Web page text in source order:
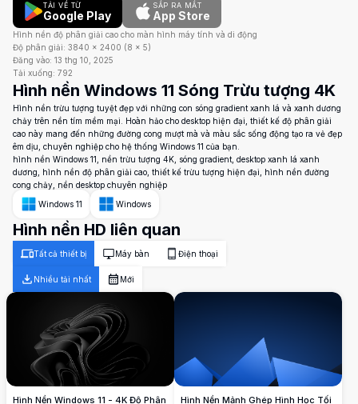
TẢI VỀ TỪ
Google Play
SẮP RA MẮT
App Store
Hình nền độ phân giải cao cho màn hình máy tính và di động
Độ phân giải: 3840 × 2400 (8 × 5)
Đăng vào: 13 thg 10, 2025
Tải xuống: 792
Hình nền Windows 11 Sóng Trừu tượng 4K
Hình nền trừu tượng tuyệt đẹp với những con sóng gradient xanh lá và xanh dương
chảy trên nền tím mềm mại. Hoàn hảo cho desktop hiện đại, thiết kế độ phân giải
cao này mang đến những đường cong mượt mà và màu sắc sống động tạo ra vẻ đẹp
êm dịu, chuyên nghiệp cho hệ thống Windows 11 của bạn.
hình nền Windows 11, nền trừu tượng 4K, sóng gradient, desktop xanh lá xanh
dương, hình nền độ phân giải cao, thiết kế trừu tượng hiện đại, hình nền đường
cong chảy, nền desktop chuyên nghiệp
Windows 11
Windows
Hình nền HD liên quan
Tất cả thiết bị Máy bàn Điện thoại
Nhiều tải nhất Mới
Hình Nền Windows 11 - 4K Độ Phân
Hình Nền Mảnh Ghép Hình Học Tối